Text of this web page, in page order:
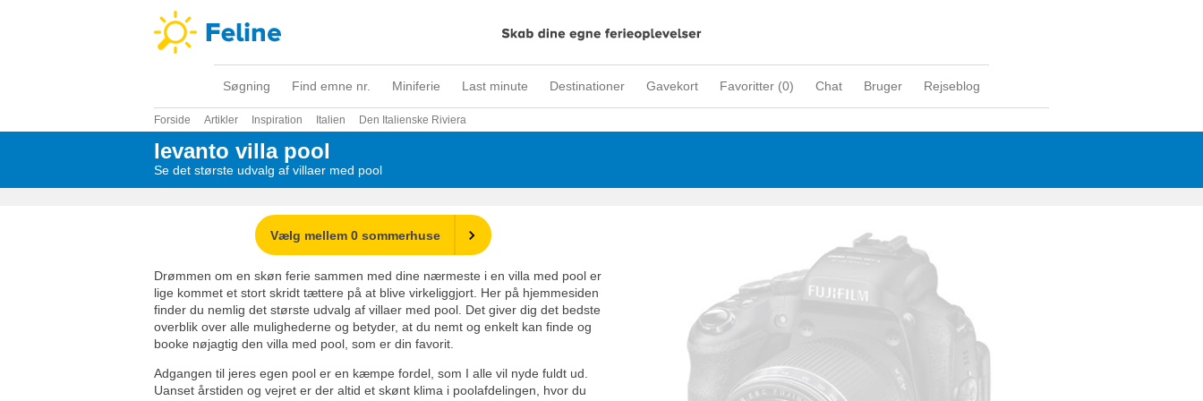
Søgning Find emne nr. Miniferie Last minute Destinationer Gavekort Favoritter (0) Chat Bruger Rejseblog
Forside Artikler Inspiration Italien Den Italienske Riviera
levanto villa pool
Se det største udvalg af villaer med pool
Vælg mellem 0 sommerhuse
Drømmen om en skøn ferie sammen med dine nærmeste i en villa med pool er
lige kommet et stort skridt tættere på at blive virkeliggjort. Her på hjemmesiden
finder du nemlig det største udvalg af villaer med pool. Det giver dig det bedste
overblik over alle mulighederne og betyder, at du nemt og enkelt kan finde og
booke nøjagtig den villa med pool, som er din favorit.
Adgangen til jeres egen pool er en kæmpe fordel, som I alle vil nyde fuldt ud.
Uanset årstiden og vejret er der altid et skønt klima i poolafdelingen, hvor du